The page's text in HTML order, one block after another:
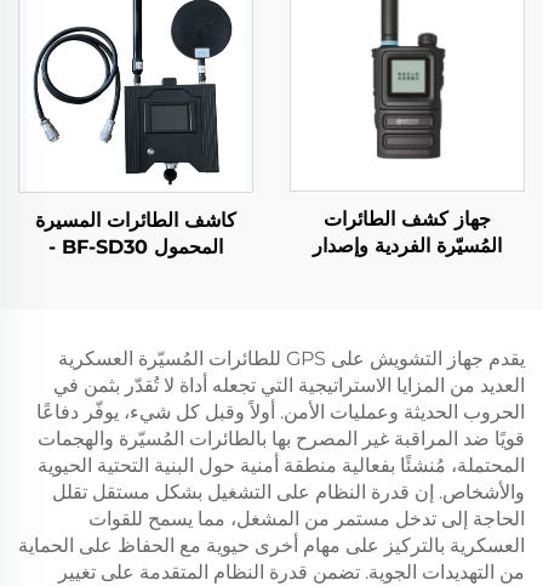
FPV
الطائرات بدون طيار UAV
جهاز كشف الطائرات
المُسيّرة الفردية وإصدار
كاشف الطائرات المسيرة
المحمول BF-SD30 -
يقدم جهاز التشويش على GPS للطائرات المُسيّرة العسكرية
العديد من المزايا الاستراتيجية التي تجعله أداة لا تُقدّر بثمن في
الحروب الحديثة وعمليات الأمن. أولاً وقبل كل شيء، يوفّر دفاعًا
قويًا ضد المراقبة غير المصرح بها بالطائرات المُسيّرة والهجمات
المحتملة، مُنشئًا بفعالية منطقة أمنية حول البنية التحتية الحيوية
والأشخاص. إن قدرة النظام على التشغيل بشكل مستقل تقلل
الحاجة إلى تدخل مستمر من المشغل، مما يسمح للقوات
العسكرية بالتركيز على مهام أخرى حيوية مع الحفاظ على الحماية
من التهديدات الجوية. تضمن قدرة النظام المتقدمة على تغيير